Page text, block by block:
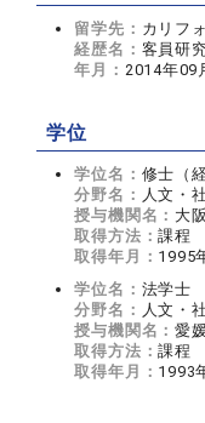
留学先： カリフ
経歴名： 客員研
年月： 2014年09
学位
学位名： 修士（
分野名： 人文・
授与機関名： 大
取得方法：課程
取得年月： 1995
学位名： 法学士
分野名： 人文・
授与機関名：愛
取得方法：課程
取得年月： 1993